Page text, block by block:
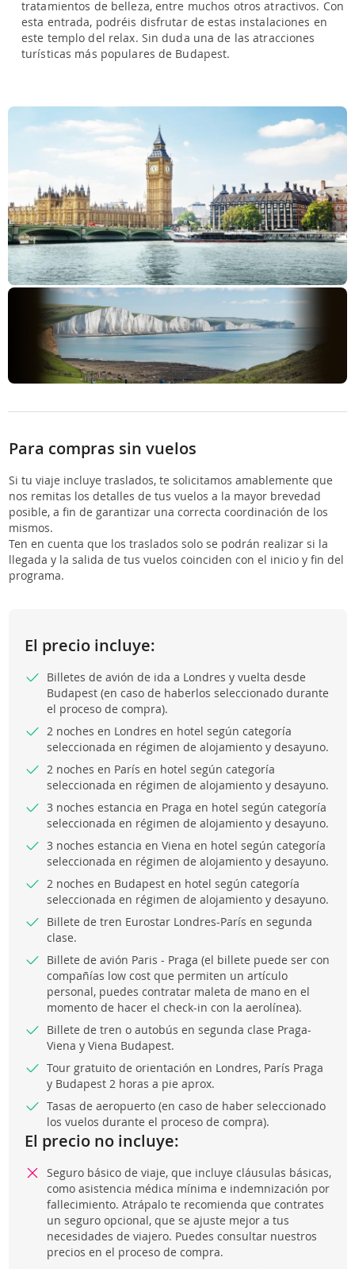
tratamientos de belleza, entre muchos otros atractivos. Con
esta entrada, podréis disfrutar de estas instalaciones en
este templo del relax. Sin duda una de las atracciones
turísticas más populares de Budapest.
Para compras sin vuelos
Si tu viaje incluye traslados, te solicitamos amablemente que
nos remitas los detalles de tus vuelos a la mayor brevedad
posible, a fin de garantizar una correcta coordinación de los
mismos.
Ten en cuenta que los traslados solo se podrán realizar si la
llegada y la salida de tus vuelos coinciden con el inicio y fin del
programa.
El precio incluye:
Billetes de avión de ida a Londres y vuelta desde
Budapest (en caso de haberlos seleccionado durante
el proceso de compra).
2 noches en Londres en hotel según categoría
seleccionada en régimen de alojamiento y desayuno.
2 noches en París en hotel según categoría
seleccionada en régimen de alojamiento y desayuno.
3 noches estancia en Praga en hotel según categoría
seleccionada en régimen de alojamiento y desayuno.
3 noches estancia en Viena en hotel según categoría
seleccionada en régimen de alojamiento y desayuno.
2 noches en Budapest en hotel según categoría
seleccionada en régimen de alojamiento y desayuno.
Billete de tren Eurostar Londres-París en segunda
clase.
Billete de avión Paris - Praga (el billete puede ser con
compañías low cost que permiten un artículo
personal, puedes contratar maleta de mano en el
momento de hacer el check-in con la aerolínea).
Billete de tren o autobús en segunda clase Praga-
Viena y Viena Budapest.
Tour gratuito de orientación en Londres, París Praga
y Budapest 2 horas a pie aprox.
Tasas de aeropuerto (en caso de haber seleccionado
los vuelos durante el proceso de compra).
El precio no incluye:
Seguro básico de viaje, que incluye cláusulas básicas,
como asistencia médica mínima e indemnización por
fallecimiento. Atrápalo te recomienda que contrates
un seguro opcional, que se ajuste mejor a tus
necesidades de viajero. Puedes consultar nuestros
precios en el proceso de compra.